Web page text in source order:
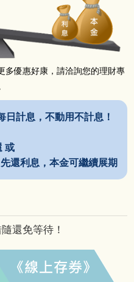
多優惠好康，請洽詢您的理財專
日計息，不動用不計息！
或
還利息，本金可繼續展期
還免等待！